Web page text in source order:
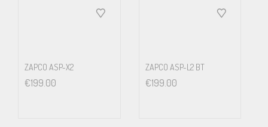
ZAPCO ASP-X2
€199.00
ZAPCO ASP-L2 BT
€199.00